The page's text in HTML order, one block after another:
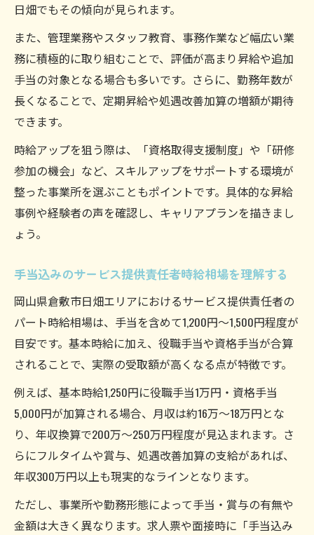
日畑でもその傾向が見られます。
また、管理業務やスタッフ教育、事務作業など幅広い業
務に積極的に取り組むことで、評価が高まり昇給や追加
手当の対象となる場合も多いです。さらに、勤務年数が
長くなることで、定期昇給や処遇改善加算の増額が期待
できます。
時給アップを狙う際は、「資格取得支援制度」や「研修
参加の機会」など、スキルアップをサポートする環境が
整った事業所を選ぶこともポイントです。具体的な昇給
事例や経験者の声を確認し、キャリアプランを描きまし
ょう。
手当込みのサービス提供責任者時給相場を理解する
岡山県倉敷市日畑エリアにおけるサービス提供責任者の
パート時給相場は、手当を含めて1,200円～1,500円程度が
目安です。基本時給に加え、役職手当や資格手当が合算
されることで、実際の受取額が高くなる点が特徴です。
例えば、基本時給1,250円に役職手当1万円・資格手当
5,000円が加算される場合、月収は約16万～18万円とな
り、年収換算で200万～250万円程度が見込まれます。さ
らにフルタイムや賞与、処遇改善加算の支給があれば、
年収300万円以上も現実的なラインとなります。
ただし、事業所や勤務形態によって手当・賞与の有無や
金額は大きく異なります。求人票や面接時に「手当込み